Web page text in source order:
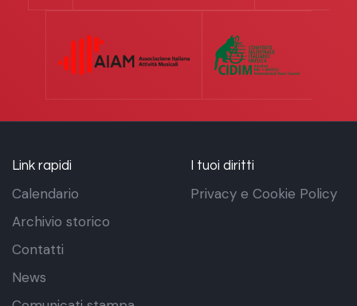
Link rapidi
Calendario
Archivio storico
Contatti
News
I tuoi diritti
Privacy e Cookie Policy